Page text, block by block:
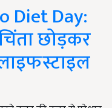
Diet Day:
छोड़कर